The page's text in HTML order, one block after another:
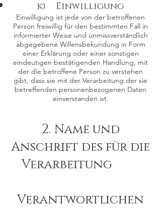
k) Einwilligung
Einwilligung ist jede von der betroffenen
Person freiwillig für den bestimmten Fall in
informierter Weise und unmissverständlich
abgegebene Willensbekundung in Form
einer Erklärung oder einer sonstigen
eindeutigen bestätigenden Handlung, mit
der die betroffene Person zu verstehen
gibt, dass sie mit der Verarbeitung der sie
betreffenden personenbezogenen Daten
einverstanden ist.
2. Name und
Anschrift des für die
Verarbeitung
Verantwortlichen